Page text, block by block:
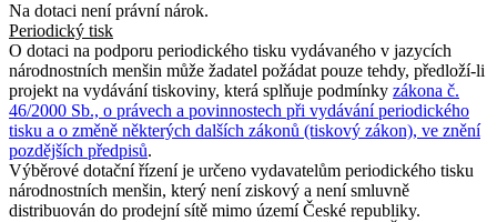
Na dotaci není právní nárok.
Periodický tisk
O dotaci na podporu periodického tisku vydávaného v jazycích
národnostních menšin může žadatel požádat pouze tehdy, předloží-li
projekt na vydávání tiskoviny, která splňuje podmínky zákona č.
46/2000 Sb., o právech a povinnostech při vydávání periodického
tisku a o změně některých dalších zákonů (tiskový zákon), ve znění
pozdějších předpisů.
Výběrové dotační řízení je určeno vydavatelům periodického tisku
národnostních menšin, který není ziskový a není smluvně
distribuován do prodejní sítě mimo území České republiky.